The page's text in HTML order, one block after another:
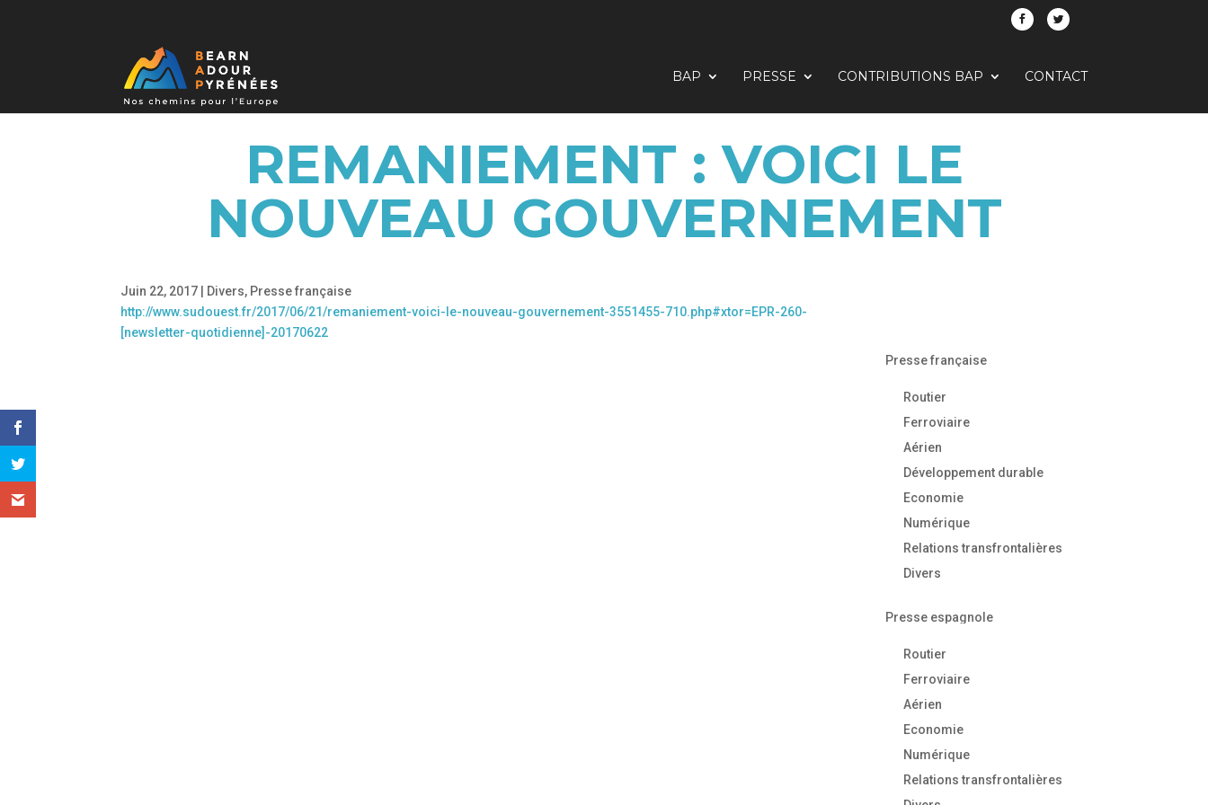
BAP PRESSE CONTRIBUTIONS BAP CONTACT
REMANIEMENT : VOICI LE
NOUVEAU GOUVERNEMENT
Juin 22, 2017 Divers, Presse française
http://www.sudouest.fr/2017/06/21/remaniement-voici-le-nouveau-gouvernement-3551455-710.php#xtor=EPR-260-
[newsletter-quotidienne]-20170622
Presse française
Routier
Ferroviaire
Aérien
Développement durable
Economie
Numérique
Relations transfrontalières
Divers
Presse espagnole
Routier
Ferroviaire
Aérien
Economie
Numérique
Relations transfrontalières